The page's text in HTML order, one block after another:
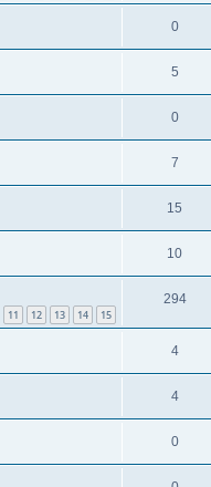
0
5
0
7
15
10
11 12 13 14 15
294
4
4
0